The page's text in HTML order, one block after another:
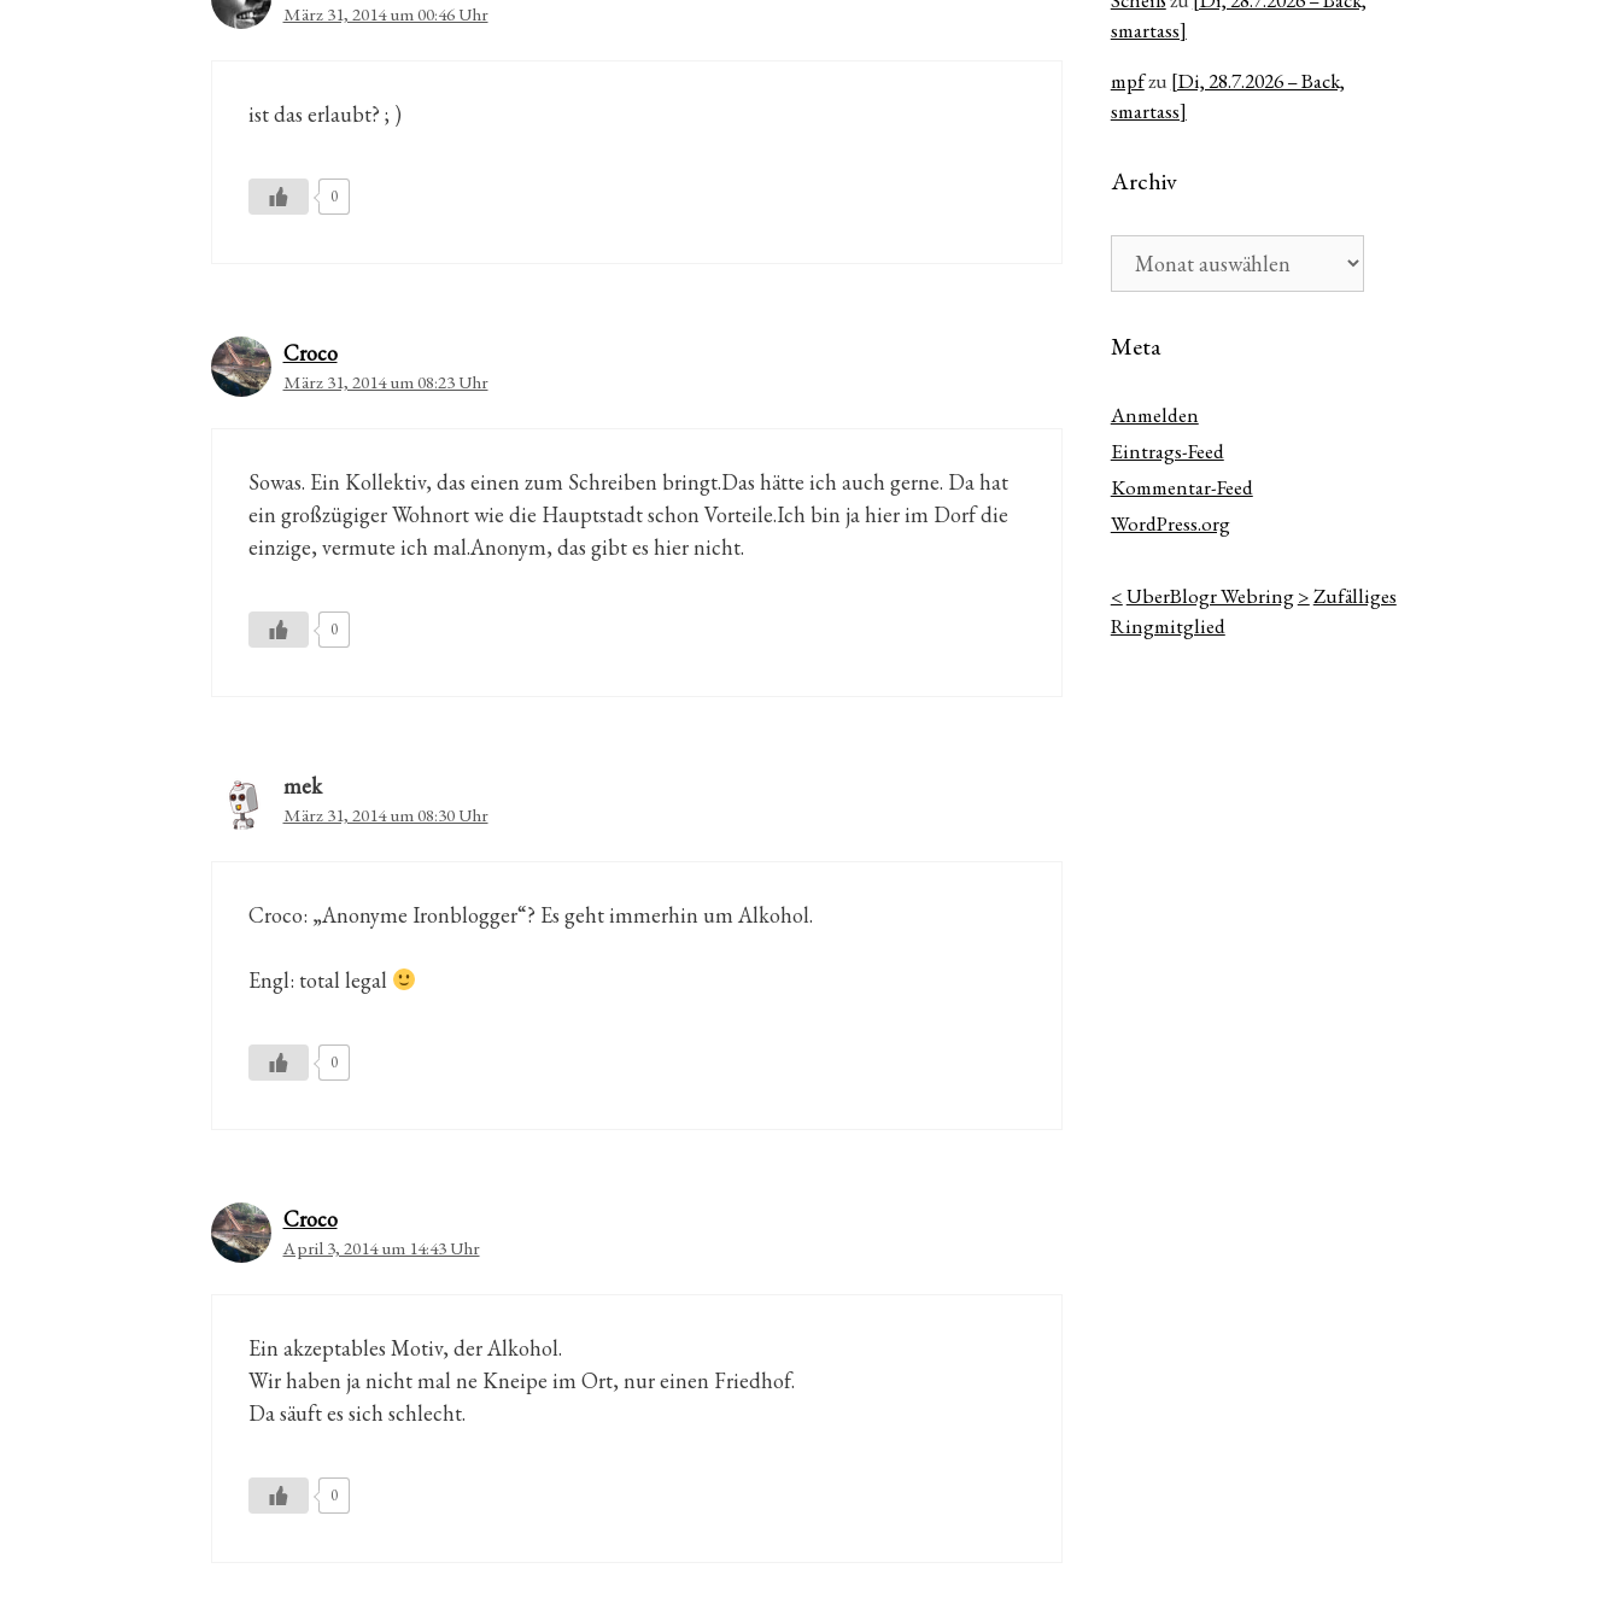
März 31, 2014 um 00:46 Uhr
ist das erlaubt? ; )
0
Croco
März 31, 2014 um 08:23 Uhr
Sowas. Ein Kollektiv, das einen zum Schreiben bringt.Das hätte ich auch gerne. Da hat
ein großzügiger Wohnort wie die Hauptstadt schon Vorteile.Ich bin ja hier im Dorf die
einzige, vermute ich mal.Anonym, das gibt es hier nicht.
0
mek
März 31, 2014 um 08:30 Uhr
Croco: „Anonyme Ironblogger“? Es geht immerhin um Alkohol.
Engl: total legal
0
Croco
April 3, 2014 um 14:43 Uhr
Ein akzeptables Motiv, der Alkohol.
Wir haben ja nicht mal ne Kneipe im Ort, nur einen Friedhof.
Da säuft es sich schlecht.
0
smartass]
mpfzu [Di, 28.7.2026 – Back,
smartass]
Archiv
Meta
Anmelden
Eintrags-Feed
Kommentar-Feed
WordPress.org
<UberBlogr Webring>Zufälliges
Ringmitglied